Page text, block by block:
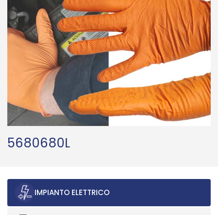
5680680L
IMPIANTO ELETTRICO